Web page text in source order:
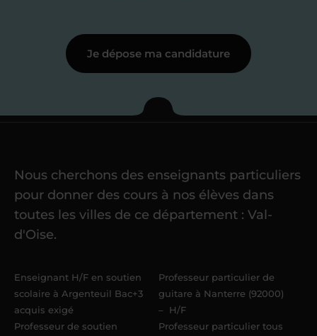
Étape 3
Je commence mes
Une fois ma candidature validée,mon
référent me confie mes premiers
élèvesdans un délai de6 jours
maximum
Je dépose ma candidature
Nous cherchons des enseignants particuliers
pour donner des cours à nos élèves dans
toutes les villes de ce département : Val-
d'Oise.
Enseignant H/F en soutien
scolaire à Argenteuil Bac+3
acquis exigé
Professeur de soutien
Professeur particulier de
guitare à Nanterre (92000)
– H/F
Professeur particulier tous